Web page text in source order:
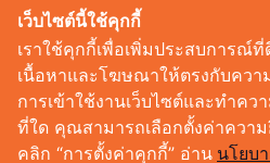
Corp
Saucy
Videos
เว็บไซต์นี้ใช้คุกกี้
เราใช้คุกกี้เพื่อเพิ่มประสบการณ์
เนื้อหาและโฆษณาให้ตรงกับควา
การเข้าใช้งานเว็บไซต์และทำคว
ที่ใด คุณสามารถเลือกตั้งค่าควา
คลิก “การตั้งค่าคุกกี้” อ่าน นโยบ